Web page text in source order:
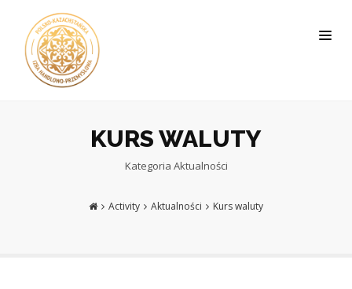
KURS WALUTY
Kategoria Aktualności
Activity Aktualności Kurs waluty